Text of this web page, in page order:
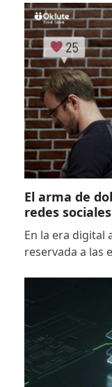
El arma de
redes sociales
En la era digital
reservada a las